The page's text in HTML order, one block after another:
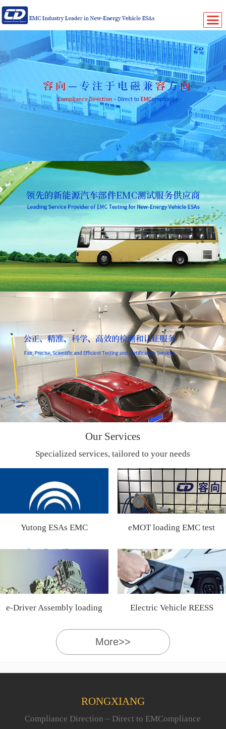
Our Services
Specialized services, tailored to your needs
Yutong ESAs EMC
eMOT loading EMC test
e-Driver Assembly loading
Electric Vehicle REESS
More>>
RONGXIANG
Compliance Direction – Direct to EMCompliance